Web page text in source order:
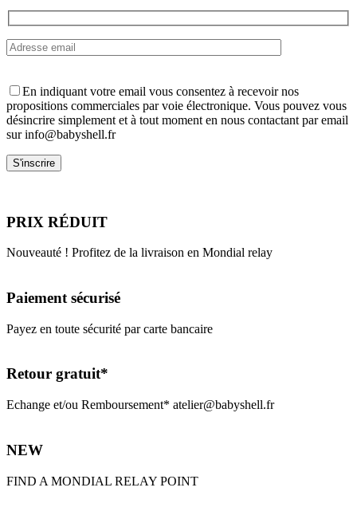
En indiquant votre email vous consentez à recevoir nos
propositions commerciales par voie électronique. Vous pouvez vous
désincrire simplement et à tout moment en nous contactant par email
sur info@babyshell.fr
PRIX RÉDUIT
Nouveauté ! Profitez de la livraison en Mondial relay
Paiement sécurisé
Payez en toute sécurité par carte bancaire
Retour gratuit*
Echange et/ou Remboursement* atelier@babyshell.fr
NEW
FIND A MONDIAL RELAY POINT